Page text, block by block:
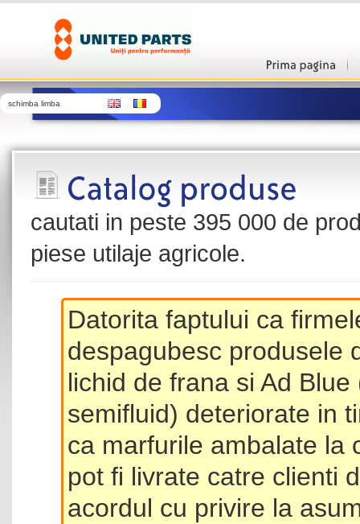
schimba limba
cautati in peste 395 000 de
piese utilaje agricole.
Datorita faptului ca
despagubesc produsele
lichid de frana si Ad
semifluid) deteriorate in
ca marfurile ambalate la
pot fi livrate catre clienti
acordul cu privire la